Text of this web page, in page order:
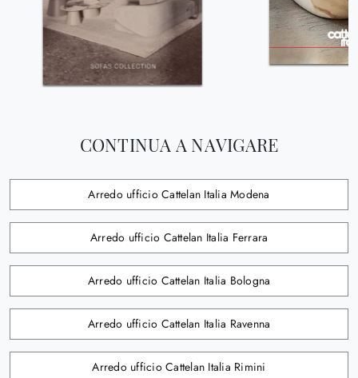
CONTINUA A NAVIGARE
Arredo ufficio Cattelan Italia Modena
Arredo ufficio Cattelan Italia Ferrara
Arredo ufficio Cattelan Italia Bologna
Arredo ufficio Cattelan Italia Ravenna
Arredo ufficio Cattelan Italia Rimini